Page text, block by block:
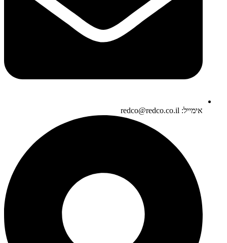
אימייל: redco@redco.co.il